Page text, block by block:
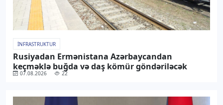
İNFRASTRUKTUR
Rusiyadan Ermənistana Azərbaycandan
keçməklə buğda və daş kömür göndəriləcək
07.08.2026 22